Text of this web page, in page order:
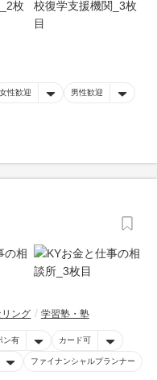
女性歓迎 男性歓迎
ング 学習塾・塾
ン有 カード可
ファイナンシャルプランナー